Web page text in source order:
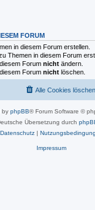
FORUM
in diesem Forum erstellen.
Themen in diesem Forum
Forum nicht ändern.
Forum nicht löschen.
Alle Cookies löschen
by phpBB® Forum Software ©
Übersetzung durch
Datenschutz|
Impressum